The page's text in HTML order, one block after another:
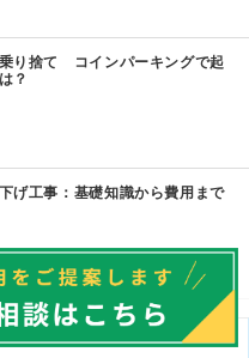
り捨て コインパーキングで起
？
げ工事：基礎知識から費用まで
リー